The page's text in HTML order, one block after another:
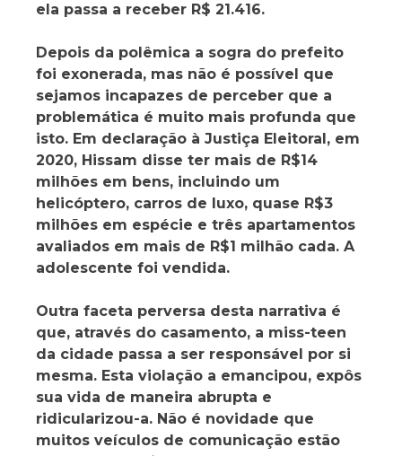
ela passa a receber R$ 21.416.
Depois da polêmica a sogra do prefeito
foi exonerada, mas não é possível que
sejamos incapazes de perceber que a
problemática é muito mais profunda que
isto. Em declaração à Justiça Eleitoral, em
2020, Hissam disse ter mais de R$14
milhões em bens, incluindo um
helicóptero, carros de luxo, quase R$3
milhões em espécie e três apartamentos
avaliados em mais de R$1 milhão cada. A
adolescente foi vendida.
Outra faceta perversa desta narrativa é
que, através do casamento, a miss-teen
da cidade passa a ser responsável por si
mesma. Esta violação a emancipou, expôs
sua vida de maneira abrupta e
ridicularizou-a. Não é novidade que
muitos veículos de comunicação estão